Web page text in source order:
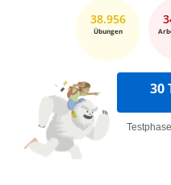
38.956
Übungen
30